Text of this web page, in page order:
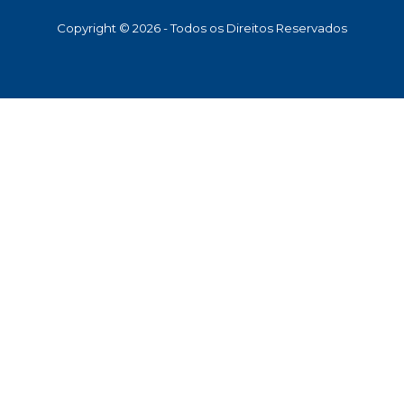
Copyright © 2026 - Todos os Direitos Reservados